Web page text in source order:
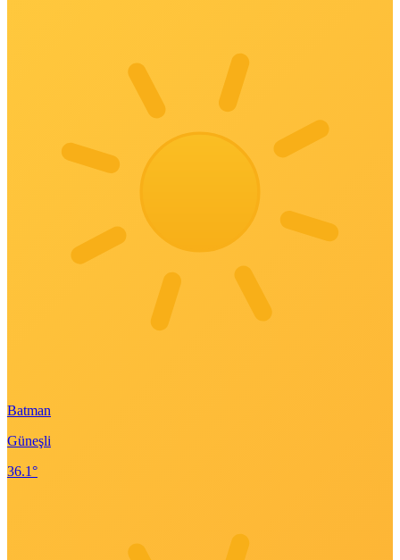
Batman
Güneşli
36.1°